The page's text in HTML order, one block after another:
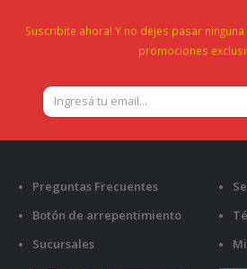
Suscribite ahora! Y no dejes pasar
promociones
Preguntas Frecuentes
Botón de arrepentimiento
Sucursales